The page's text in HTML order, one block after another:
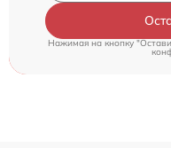
Нажимая на кнопку